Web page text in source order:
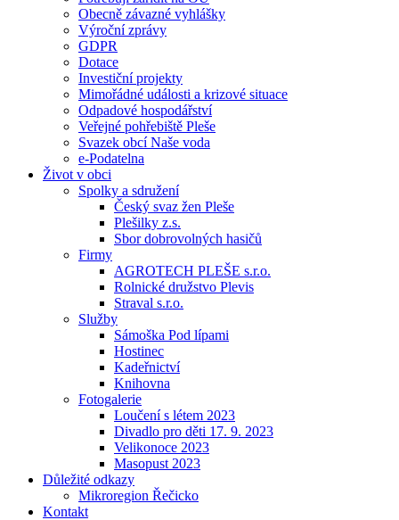
Obecně závazné vyhlášky
Výroční zprávy
GDPR
Dotace
Investiční projekty
Mimořádné události a krizové situace
Odpadové hospodářství
Veřejné pohřebiště Pleše
Svazek obcí Naše voda
e-Podatelna
Život v obci
Spolky a sdružení
Český svaz žen Pleše
Plešilky z.s.
Sbor dobrovolných hasičů
Firmy
AGROTECH PLEŠE s.r.o.
Rolnické družstvo Plevis
Straval s.r.o.
Služby
Sámoška Pod lípami
Hostinec
Kadeřnictví
Knihovna
Fotogalerie
Loučení s létem 2023
Divadlo pro děti 17. 9. 2023
Velikonoce 2023
Masopust 2023
Důležité odkazy
Mikroregion Řečicko
Kontakt